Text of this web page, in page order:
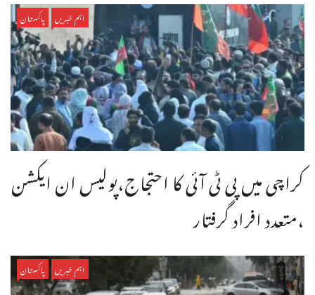
اہم خبریں پاکستان
کراچی میں پی ٹی آئی کا احتجاج،پولیس ان ایکشن
،متعدد افراد گرفتار
اہم خبریں پاکستان